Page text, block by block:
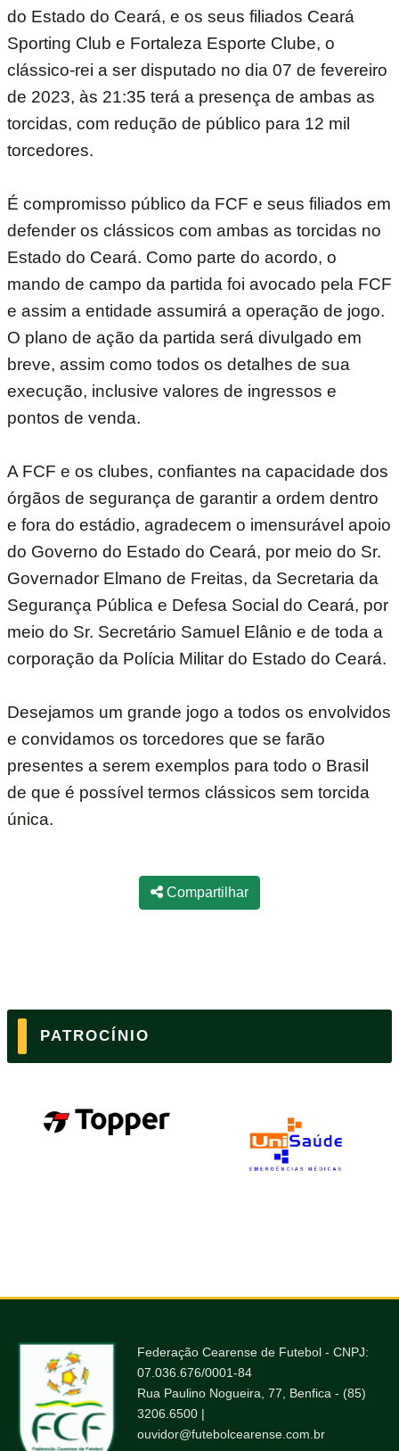
do Estado do Ceará, e os seus filiados Ceará
Sporting Club e Fortaleza Esporte Clube, o
clássico-rei a ser disputado no dia 07 de fevereiro
de 2023, às 21:35 terá a presença de ambas as
torcidas, com redução de público para 12 mil
torcedores.
É compromisso público da FCF e seus filiados em
defender os clássicos com ambas as torcidas no
Estado do Ceará. Como parte do acordo, o
mando de campo da partida foi avocado pela FCF
e assim a entidade assumirá a operação de jogo.
O plano de ação da partida será divulgado em
breve, assim como todos os detalhes de sua
execução, inclusive valores de ingressos e
pontos de venda.
A FCF e os clubes, confiantes na capacidade dos
órgãos de segurança de garantir a ordem dentro
e fora do estádio, agradecem o imensurável apoio
do Governo do Estado do Ceará, por meio do Sr.
Governador Elmano de Freitas, da Secretaria da
Segurança Pública e Defesa Social do Ceará, por
meio do Sr. Secretário Samuel Elânio e de toda a
corporação da Polícia Militar do Estado do Ceará.
Desejamos um grande jogo a todos os envolvidos
e convidamos os torcedores que se farão
presentes a serem exemplos para todo o Brasil
de que é possível termos clássicos sem torcida
única.
Compartilhar
PATROCÍNIO
Federação Cearense de Futebol - CNPJ:
07.036.676/0001-84
Rua Paulino Nogueira, 77, Benfica - (85)
3206.6500 |
ouvidor@futebolcearense.com.br